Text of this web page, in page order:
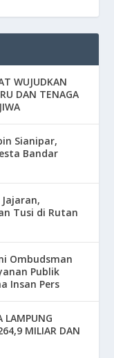
WUJUDKAN
DAN TENAGA
Sianipar,
Bandar
Tusi di Rutan
Ombudsman
Publik
Insan Pers
LAMPUNG
MILIAR DAN